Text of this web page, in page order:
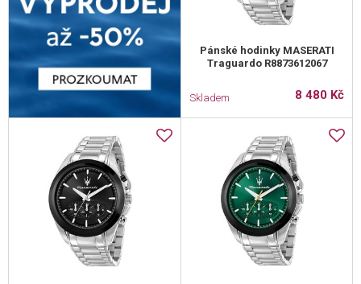
Pánské hodinky MASERATI
Traguardo R8873612067
Skladem 8 480 Kč